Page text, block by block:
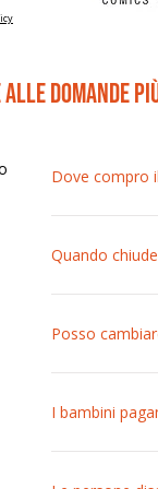
alle domande
Dove compro
Quando
sono sempre
Posso
I bambini